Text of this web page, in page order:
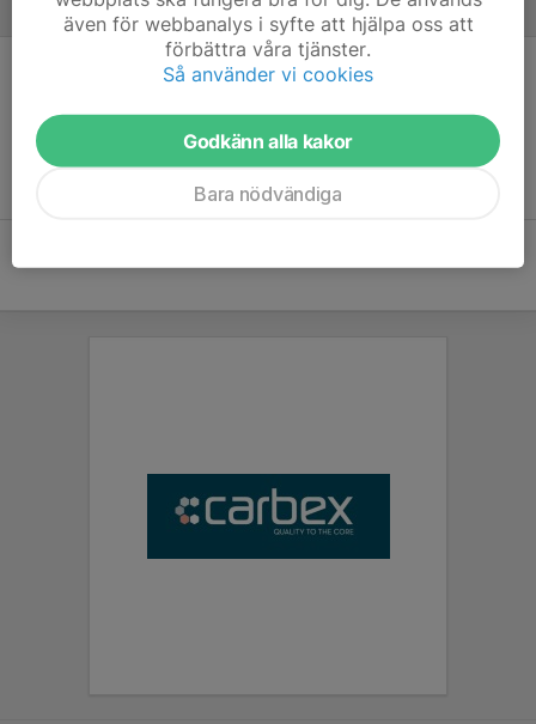
Referatäven för webbanalys i syfte att hjälpa oss att
förbättra våra tjänster.
Så använder vi cookies
Godkänn alla kakor
Bara nödvändiga